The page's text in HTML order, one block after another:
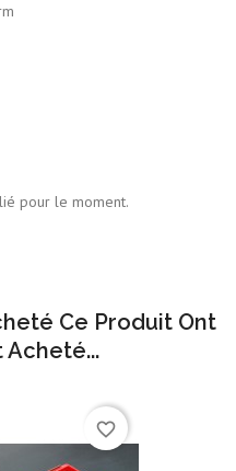
pour le moment.
Ce Produit Ont
favorite_border